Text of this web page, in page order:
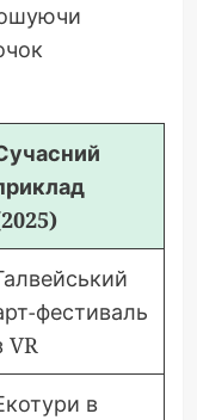
фестиваль
VR
в